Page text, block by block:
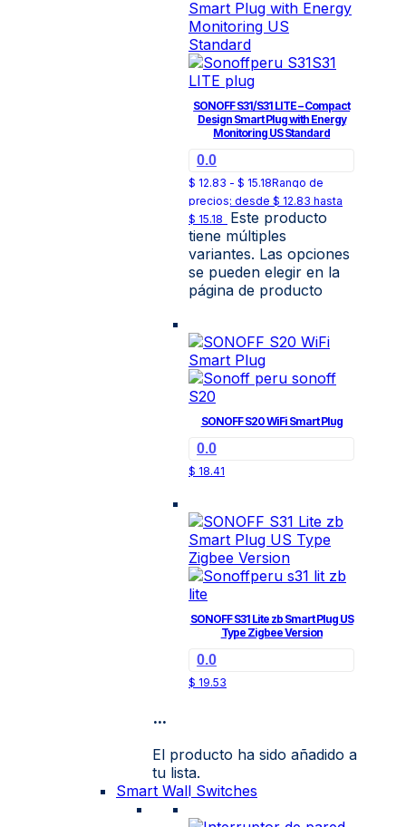
SONOFF S31/S31 LITE – Compact
Design Smart Plug with Energy
Monitoring US Standard
0.0
$ 12.83 - $ 15.18Rango de
precios: desde $ 12.83 hasta
$ 15.18
Este producto
tiene múltiples
variantes. Las opciones
se pueden elegir en la
página de producto
SONOFF S20 WiFi Smart Plug
0.0
$ 18.41
SONOFF S31 Lite zb Smart Plug US
Type Zigbee Version
0.0
$ 19.53
...
El producto ha sido añadido a
tu lista.
Smart Wall Switches